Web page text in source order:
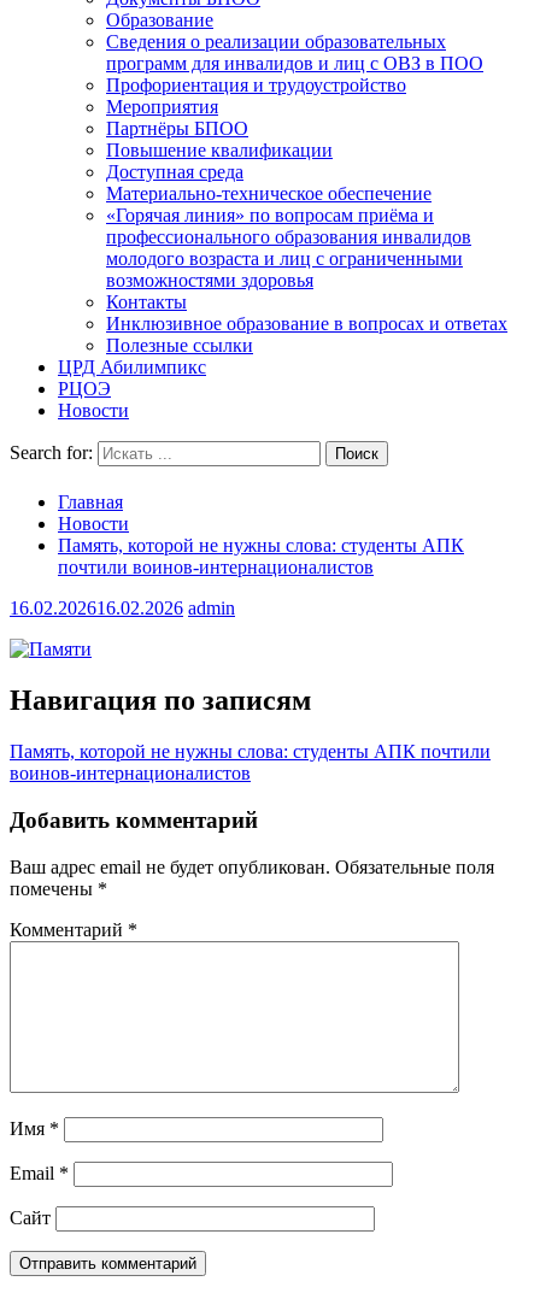
Образование
Сведения о реализации образовательных
программ для инвалидов и лиц с ОВЗ в ПОО
Профориентация и трудоустройство
Мероприятия
Партнёры БПОО
Повышение квалификации
Доступная среда
Материально-техническое обеспечение
«Горячая линия» по вопросам приёма и
профессионального образования инвалидов
молодого возраста и лиц с ограниченными
возможностями здоровья
Контакты
Инклюзивное образование в вопросах и ответах
Полезные ссылки
ЦРД Абилимпикс
РЦОЭ
Новости
Search for:
Главная
Новости
Память, которой не нужны слова: студенты АПК
почтили воинов-интернационалистов
16.02.202616.02.2026 admin
Навигация по записям
Память, которой не нужны слова: студенты АПК почтили
воинов-интернационалистов
Добавить комментарий
Ваш адрес email не будет опубликован. Обязательные поля
помечены *
Комментарий *
Имя *
Email *
Сайт